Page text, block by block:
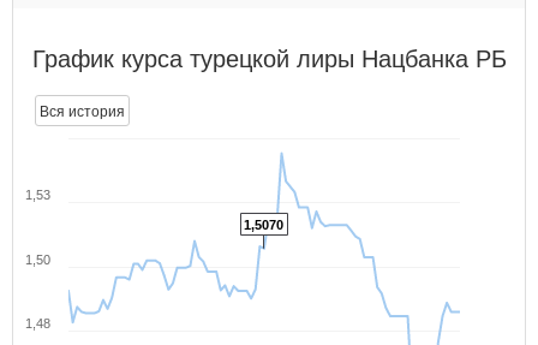
График курса турецкой лиры Нацбанка РБ
Вся история
1,5070
1,48
1,50
1,53